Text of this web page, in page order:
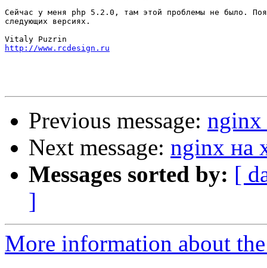
Сейчас у меня php 5.2.0, там этой проблемы не было.
следующих версиях.
http://www.rcdesign.ru
Previous message: nginx
Next message: nginx на
Messages sorted by: [
]
More information about